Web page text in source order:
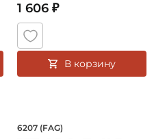
1 606 ₽
В корзину
мм, шариковый
Подшипник
6207 (FAG)